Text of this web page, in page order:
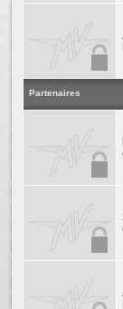
Partenaires